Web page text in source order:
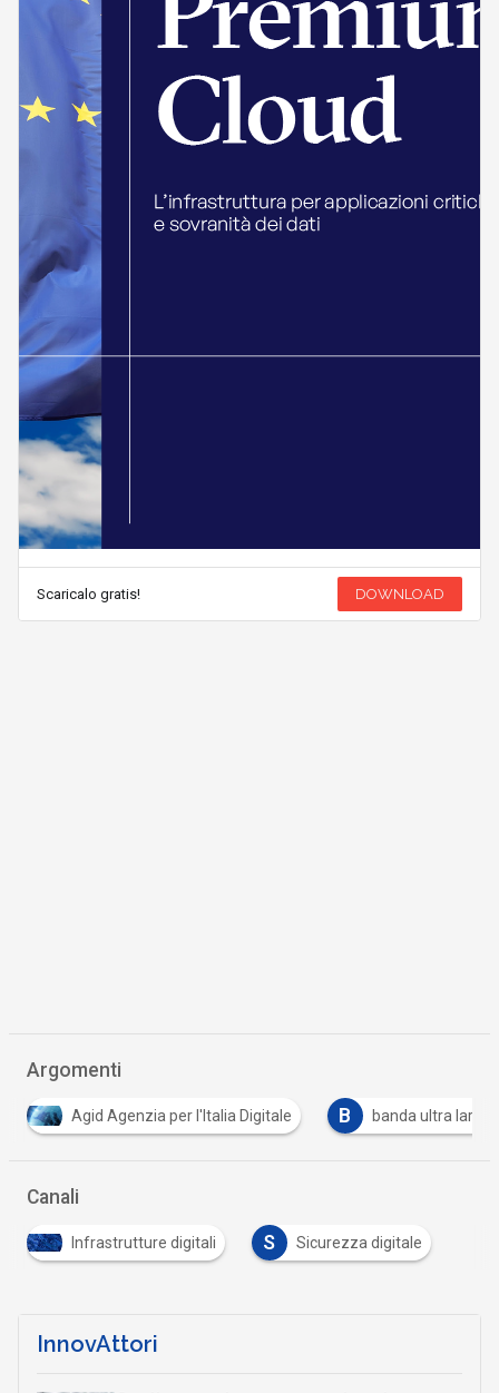
Scaricalo gratis! DOWNLOAD
Argomenti
B banda ultra larga B big data cloud
Canali
Infrastrutture digitali S Sicurezza digitale
InnovAttori